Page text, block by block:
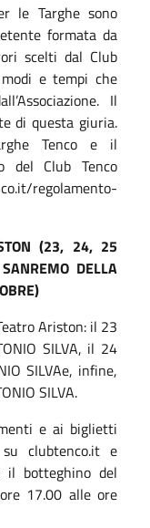
le Targhe sono
formata da
scelti dal Club
e tempi che
Il
di questa giuria.
Tenco e il
del Club Tenco
regolamento-
(23, 24, 25
DELLA
Ariston: il 23
SILVA, il 24
SILVAe, infine,
SILVA.
e ai biglietti
clubtenco.it e
il botteghino del
17.00 alle ore